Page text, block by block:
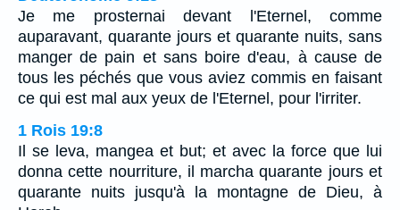
Je me prosternai devant l'Eternel, comme
auparavant, quarante jours et quarante nuits, sans
manger de pain et sans boire d'eau, à cause de
tous les péchés que vous aviez commis en faisant
ce qui est mal aux yeux de l'Eternel, pour l'irriter.
1 Rois 19:8
Il se leva, mangea et but; et avec la force que lui
donna cette nourriture, il marcha quarante jours et
quarante nuits jusqu'à la montagne de Dieu, à